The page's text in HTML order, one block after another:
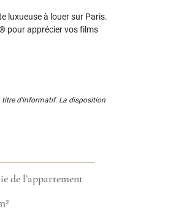
luxueuse à louer sur Paris.
pour apprécier vos films
titre d'informatif. La disposition
de l’appartement